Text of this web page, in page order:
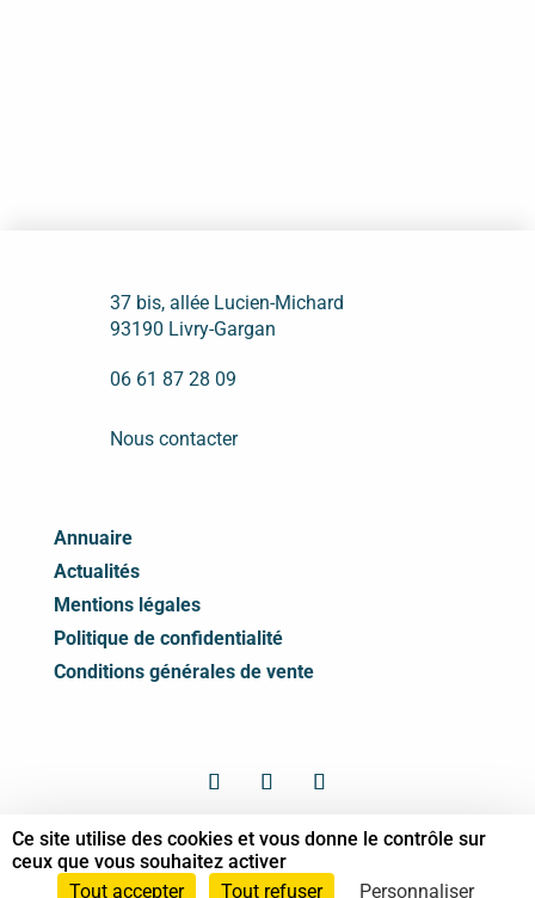
37 bis, allée Lucien-Michard
93190 Livry-Gargan
06 61 87 28 09
Nous contacter
Annuaire
Actualités
Mentions légales
Politique de confidentialité
Conditions générales de vente
© Syndicat des Professionnels de Shiatsu -
2026 Tous droits réservés
Ce site utilise des cookies et vous donne le contrôle sur
ceux que vous souhaitez activer
Tout accepter
Tout refuser Personnaliser